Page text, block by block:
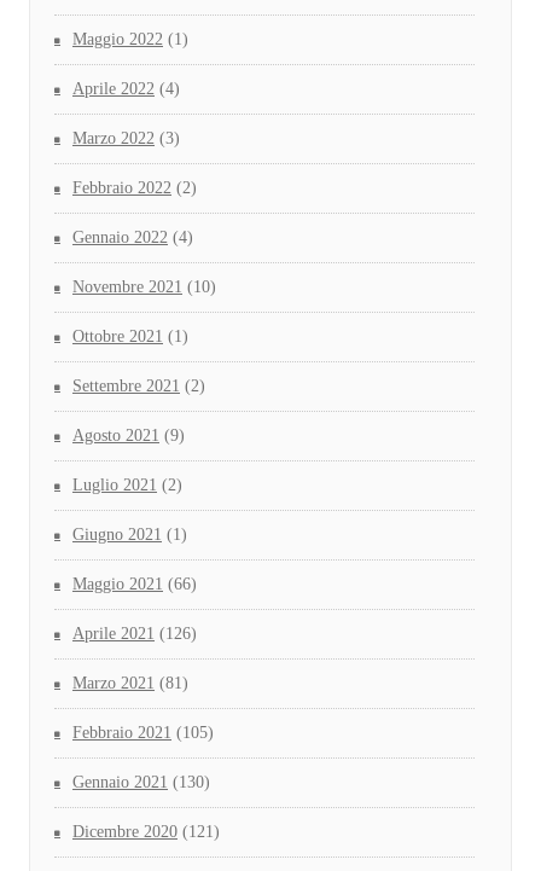
Maggio 2022 (1)
Aprile 2022 (4)
Marzo 2022 (3)
Febbraio 2022 (2)
Gennaio 2022 (4)
Novembre 2021 (10)
Ottobre 2021 (1)
Settembre 2021 (2)
Agosto 2021 (9)
Luglio 2021 (2)
Giugno 2021 (1)
Maggio 2021 (66)
Aprile 2021 (126)
Marzo 2021 (81)
Febbraio 2021 (105)
Gennaio 2021 (130)
Dicembre 2020 (121)